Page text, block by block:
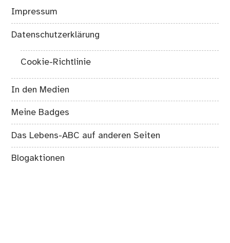
Impressum
Datenschutzerklärung
Cookie-Richtlinie
In den Medien
Meine Badges
Das Lebens-ABC auf anderen Seiten
Blogaktionen